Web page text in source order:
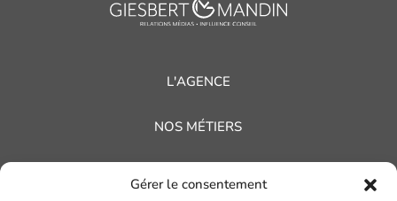
Gérer le consentement
L'AGENCE
NOS MÉTIERS